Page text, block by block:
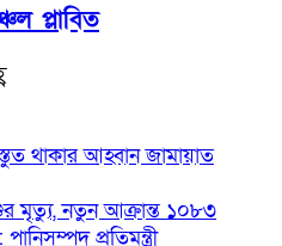
প্লাবিত
থাকার আহ্বান জামায়াত
মৃত্যু, নতুন আক্রান্ত ১০৮৩
প্রতিমন্ত্রী